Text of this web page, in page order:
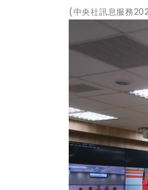
(中央社訊息服務